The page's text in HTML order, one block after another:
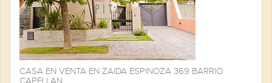
CASA EN VENTA EN ZAIDA ESPINOZA 369 BARRIO
CAPELLAN